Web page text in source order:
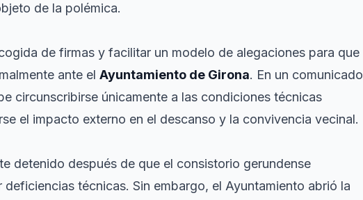
de la polémica.
de firmas y facilitar un modelo de alegaciones para que
ante el Ayuntamiento de Girona. En un comunicado
circunscribirse únicamente a las condiciones técnicas
el impacto externo en el descanso y la convivencia vecinal.
detenido después de que el consistorio gerundense
técnicas. Sin embargo, el Ayuntamiento abrió la